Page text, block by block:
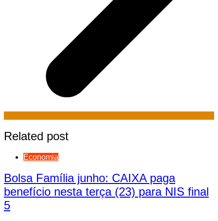
Related post
Economia
Bolsa Família junho: CAIXA paga
benefício nesta terça (23) para NIS final
5